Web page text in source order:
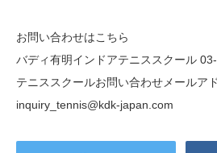
お問い合わせはこちら
バディ有明インドアテニススクール
テニススクールお問い合わせメールア
inquiry_tennis@kdk-japan.com